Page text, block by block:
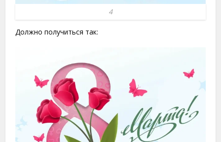
4
Должно получиться так: